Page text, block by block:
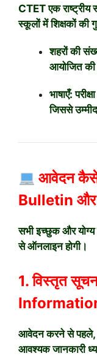
CTET एक राष्ट्रीय
स्कूलों में शिक्षकों की
शहरों की
आयोजित की
भाषाएँ: परीक्षा
जिससे
आवेदन
Bulletin और
सभी इच्छुक और योग्य
से ऑनलाइन होगी।
1. विस्तृत
आवेदन करने से पहले,
आवश्यक जानकारी